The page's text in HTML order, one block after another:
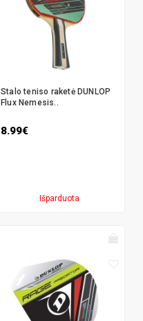
Stalo teniso raketė DUNLOP
Flux Nemesis..
8.99€
Išparduota